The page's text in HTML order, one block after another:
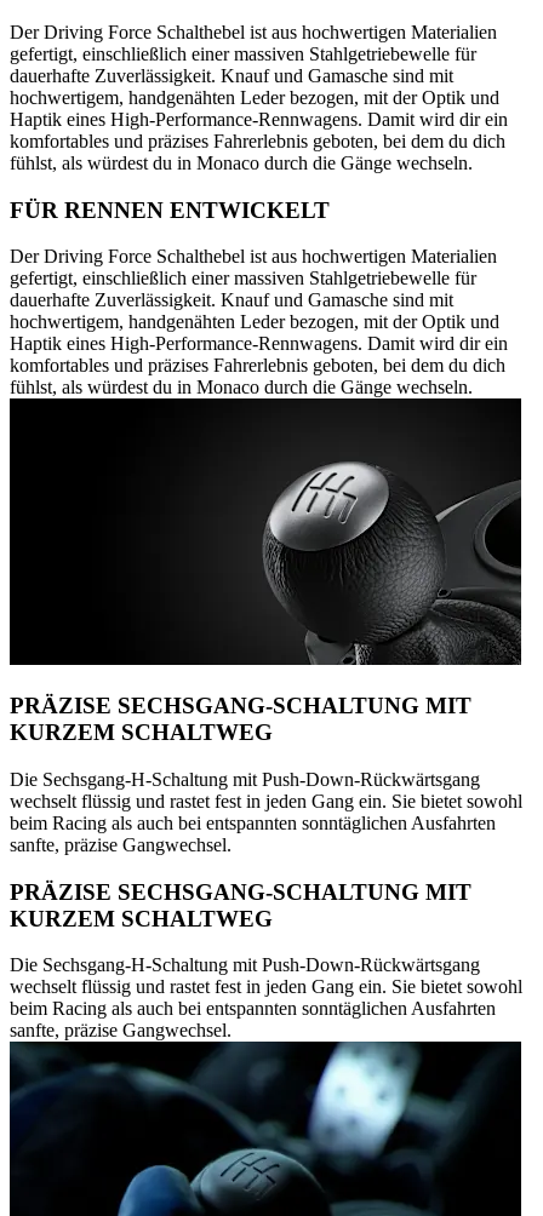
Der Driving Force Schalthebel ist aus hochwertigen Materialien
gefertigt, einschließlich einer massiven Stahlgetriebewelle für
dauerhafte Zuverlässigkeit. Knauf und Gamasche sind mit
hochwertigem, handgenähten Leder bezogen, mit der Optik und
Haptik eines High-Performance-Rennwagens. Damit wird dir ein
komfortables und präzises Fahrerlebnis geboten, bei dem du dich
fühlst, als würdest du in Monaco durch die Gänge wechseln.
FÜR RENNEN ENTWICKELT
Der Driving Force Schalthebel ist aus hochwertigen Materialien
gefertigt, einschließlich einer massiven Stahlgetriebewelle für
dauerhafte Zuverlässigkeit. Knauf und Gamasche sind mit
hochwertigem, handgenähten Leder bezogen, mit der Optik und
Haptik eines High-Performance-Rennwagens. Damit wird dir ein
komfortables und präzises Fahrerlebnis geboten, bei dem du dich
fühlst, als würdest du in Monaco durch die Gänge wechseln.
PRÄZISE SECHSGANG-SCHALTUNG MIT
KURZEM SCHALTWEG
Die Sechsgang-H-Schaltung mit Push-Down-Rückwärtsgang
wechselt flüssig und rastet fest in jeden Gang ein. Sie bietet sowohl
beim Racing als auch bei entspannten sonntäglichen Ausfahrten
sanfte, präzise Gangwechsel.
PRÄZISE SECHSGANG-SCHALTUNG MIT
KURZEM SCHALTWEG
Die Sechsgang-H-Schaltung mit Push-Down-Rückwärtsgang
wechselt flüssig und rastet fest in jeden Gang ein. Sie bietet sowohl
beim Racing als auch bei entspannten sonntäglichen Ausfahrten
sanfte, präzise Gangwechsel.